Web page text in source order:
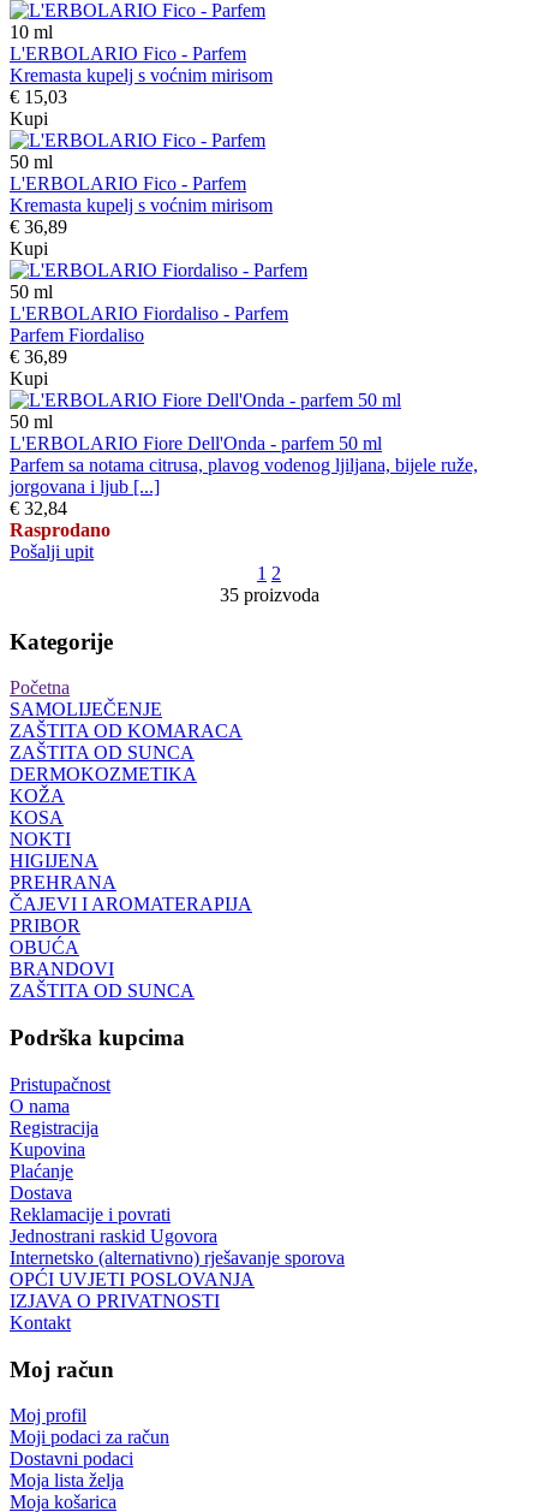
10 ml
L'ERBOLARIO Fico - Parfem
Kremasta kupelj s voćnim mirisom
€ 15,03
Kupi
50 ml
L'ERBOLARIO Fico - Parfem
Kremasta kupelj s voćnim mirisom
€ 36,89
Kupi
50 ml
L'ERBOLARIO Fiordaliso - Parfem
Parfem Fiordaliso
€ 36,89
Kupi
50 ml
L'ERBOLARIO Fiore Dell'Onda - parfem 50 ml
Parfem sa notama citrusa, plavog vodenog ljiljana, bijele ruže,
jorgovana i ljub [...]
€ 32,84
Rasprodano
Pošalji upit
1 2
35 proizvoda
Kategorije
Početna
SAMOLIJEČENJE
ZAŠTITA OD KOMARACA
ZAŠTITA OD SUNCA
DERMOKOZMETIKA
KOŽA
KOSA
NOKTI
HIGIJENA
PREHRANA
ČAJEVI I AROMATERAPIJA
PRIBOR
OBUĆA
BRANDOVI
ZAŠTITA OD SUNCA
Podrška kupcima
Pristupačnost
O nama
Registracija
Kupovina
Plaćanje
Dostava
Reklamacije i povrati
Jednostrani raskid Ugovora
Internetsko (alternativno) rješavanje sporova
OPĆI UVJETI POSLOVANJA
IZJAVA O PRIVATNOSTI
Kontakt
Moj račun
Moj profil
Moji podaci za račun
Dostavni podaci
Moja lista želja
Moja košarica